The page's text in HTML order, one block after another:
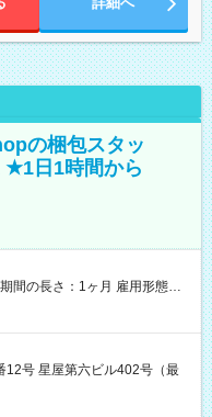
の梱包スタッ
日1時間から
間の長さ：1ヶ月 雇用形態、
12号 星屋第六ビル402号（最